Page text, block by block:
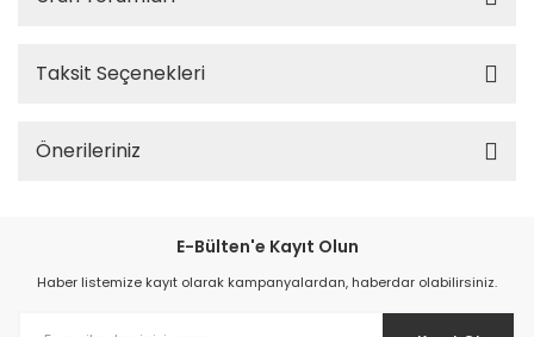
Taksit Seçenekleri
Önerileriniz
E-Bülten'e Kayıt Olun
Haber listemize kayıt olarak kampanyalardan, haberdar olabilirsiniz.